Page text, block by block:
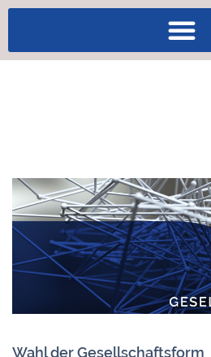
Wahl der Gesellschaftsform